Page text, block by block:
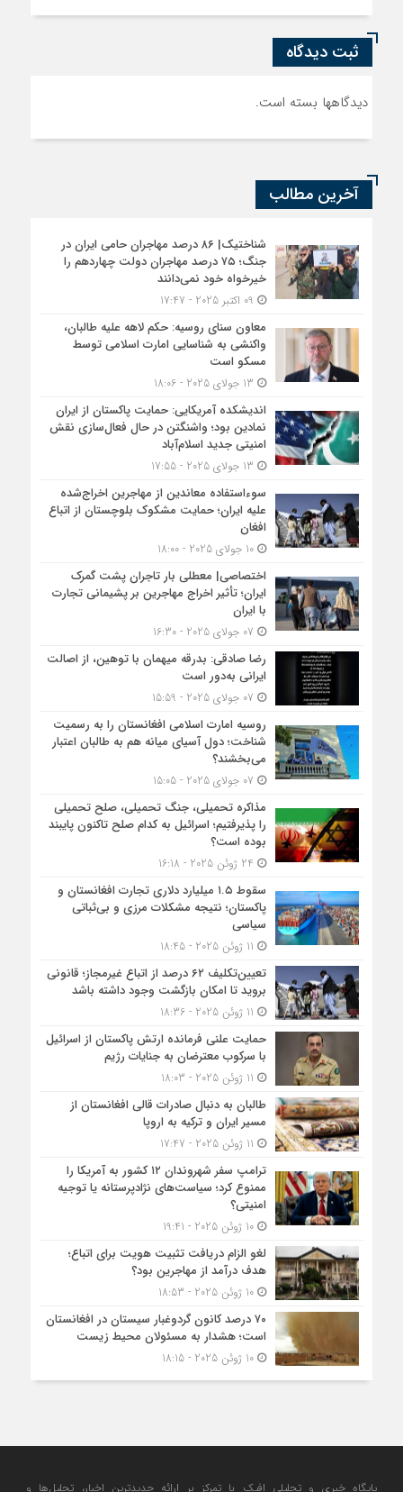
ثبت دیدگاه
دیدگاهها بسته است.
آخرین مطالب
شناختیک| ۸۶ درصد مهاجران حامی ایران در
جنگ؛ ۷۵ درصد مهاجران دولت چهاردهم را
خیرخواه خود نمی‌دانند
معاون سنای روسیه: حکم لاهه علیه طالبان،
واکنشی به شناسایی امارت اسلامی توسط
مسکو است
اندیشکده آمریکایی: حمایت پاکستان از ایران
نمادین بود؛ واشنگتن در حال فعال‌سازی نقش
امنیتی جدید اسلام‌آباد
سوءاستفاده معاندین از مهاجرین اخراج‌شده
علیه ایران؛ حمایت مشکوک بلوچستان از اتباع
افغان
10 جولای 2025 - 18:00
اختصاصی| معطلی بار تاجران پشت گمرک
ایران؛ تأثیر اخراج مهاجرین بر پشیمانی تجارت
با ایران
رضا صادقی: بدرقه میهمان با توهین، از اصالت
ایرانی به‌دور است
روسیه امارت اسلامی افغانستان را به رسمیت
شناخت؛ دول آسیای میانه هم به طالبان اعتبار
می‎‌بخشند؟
مذاکره تحمیلی، جنگ تحمیلی، صلح تحمیلی
را پذیرفتیم؛ اسرائیل به کدام صلح تاکنون پایبند
بوده است؟
سقوط ۱.۵ میلیارد دلاری تجارت افغانستان و
پاکستان؛ نتیجه مشکلات مرزی و بی‌ثباتی
سیاسی
تعیین‌تکلیف ۶۲ درصد از اتباع غیرمجاز؛ قانونی
بروید تا امکان بازگشت وجود داشته باشد
حمایت علنی فرمانده ارتش پاکستان از اسرائیل
با سرکوب معترضان به جنایات رژیم
طالبان به دنبال صادرات قالی افغانستان از
مسیر ایران و ترکیه به اروپا
ترامپ سفر شهروندان ۱۲ کشور به آمریکا را
ممنوع کرد؛ سیاست‌های نژادپرستانه یا توجیه
امنیتی؟
10 ژوئن 2025 - 19:41
لغو الزام دریافت تثبیت هویت برای اتباع؛
هدف درآمد از مهاجرین بود؟
10 ژوئن 2025 - 18:53
۷۰ درصد کانون گردوغبار سیستان در افغانستان
است؛ هشدار به مسئولان محیط زیست
10 ژوئن 2025 - 18:15
پایگاه خبری و تحلیلی افپک با تمرکز بر ارائه جدیدترین اخبار، تحلیل‌ها و